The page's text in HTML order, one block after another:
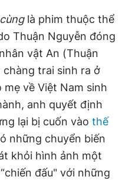
là phim thuộc thể
Thuận Nguyễn đóng
vật An (Thuận
trai sinh ra ở
về Việt Nam sinh
anh quyết định
lại bị cuốn vào thế
những chuyển biến
khỏi hình ảnh một
đấu" với những